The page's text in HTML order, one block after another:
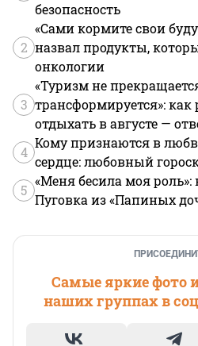
безопасность
2
«Сами кормите свои
назвал продукты,
онкологии
3
«Туризм не
трансформируется»: как
отдыхать в августе —
4
Кому признаются в
сердце: любовный
5
«Меня бесила моя
Пуговка из «Папиных
Самые яркие фото
наших группах в